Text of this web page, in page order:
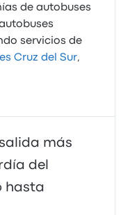
de autobuses
servicios de
Cruz del Sur,
más
del
hasta